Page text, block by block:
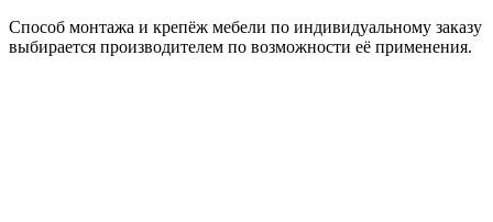
Способ монтажа и крепёж мебели по индивидуальному заказу
выбирается производителем по возможности её применения.